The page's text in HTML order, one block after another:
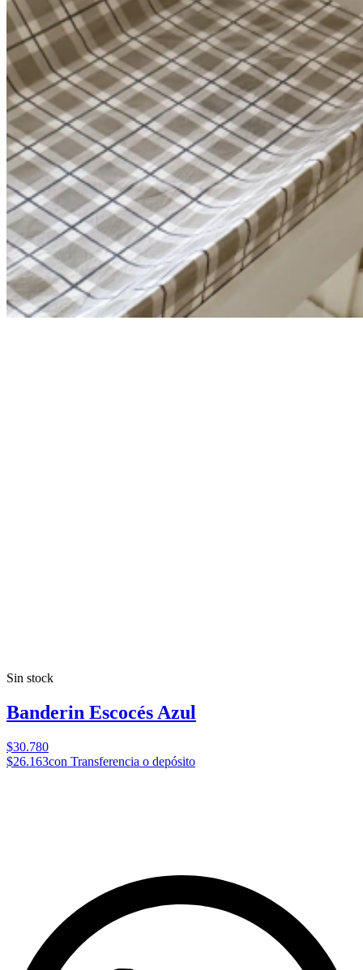
Sin stock
Banderin Escocés Azul
$30.780
$26.163con Transferencia o depósito